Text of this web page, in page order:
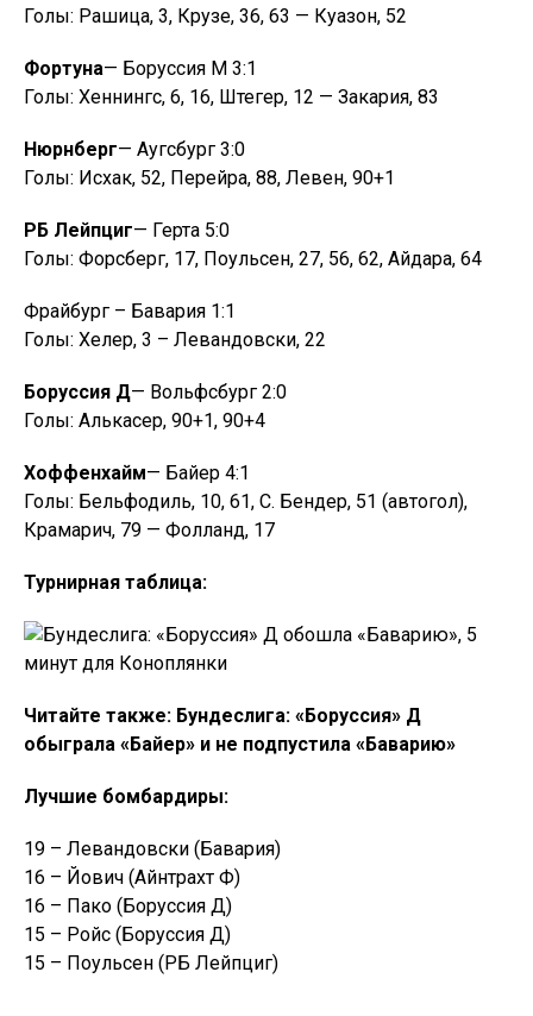
Голы: Рашица, 3, Крузе, 36, 63 — Куазон, 52
Фортуна— Боруссия М 3:1
Голы: Хеннингс, 6, 16, Штегер, 12 — Закария, 83
Нюрнберг— Аугсбург 3:0
Голы: Исхак, 52, Перейра, 88, Левен, 90+1
РБ Лейпциг— Герта 5:0
Голы: Форсберг, 17, Поульсен, 27, 56, 62, Айдара, 64
Фрайбург – Бавария 1:1
Голы: Хелер, 3 – Левандовски, 22
Боруссия Д— Вольфсбург 2:0
Голы: Алькасер, 90+1, 90+4
Хоффенхайм— Байер 4:1
Голы: Бельфодиль, 10, 61, С. Бендер, 51 (автогол),
Крамарич, 79 — Фолланд, 17
Турнирная таблица:
Читайте также: Бундеслига: «Боруссия» Д
обыграла «Байер» и не подпустила «Баварию»
Лучшие бомбардиры:
19 – Левандовски (Бавария)
16 – Йович (Айнтрахт Ф)
16 – Пако (Боруссия Д)
15 – Ройс (Боруссия Д)
15 – Поульсен (РБ Лейпциг)